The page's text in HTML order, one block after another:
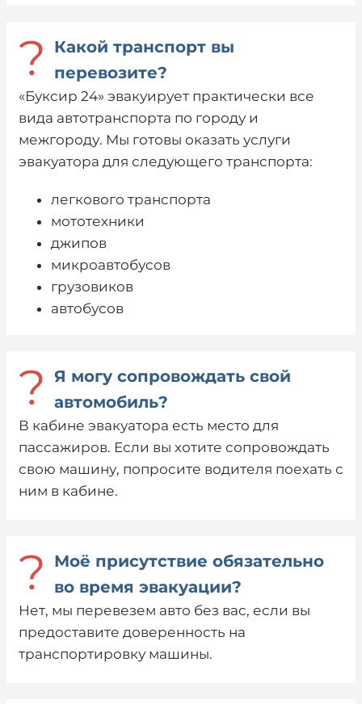
?
Какой транспорт вы
перевозите?
«Буксир 24» эвакуирует практически все
вида автотранспорта по городу и
межгороду. Мы готовы оказать услуги
эвакуатора для следующего транспорта:
легкового транспорта
мототехники
джипов
микроавтобусов
грузовиков
автобусов
? Я могу сопровождать свой
автомобиль?
В кабине эвакуатора есть место для
пассажиров. Если вы хотите сопровождать
свою машину, попросите водителя поехать с
ним в кабине.
?
Моё присутствие обязательно
во время эвакуации?
Нет, мы перевезем авто без вас, если вы
предоставите доверенность на
транспортировку машины.